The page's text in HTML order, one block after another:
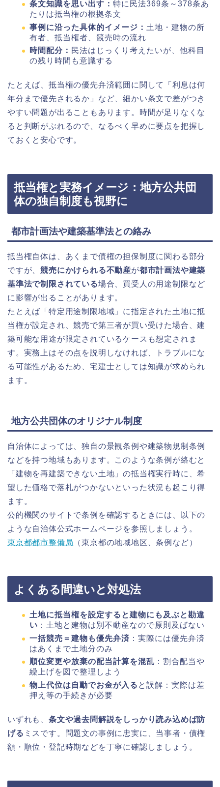
条文知識を思い出す： 特に民法369条～378条あ
たりは抵当権の根拠条文
事例に沿った具体的イメージ： 土地・建物の所
有者、抵当権者、競売時の流れ
時間配分： 民法はじっくり考えたいが、他科目
の残り時間も意識する
たとえば、抵当権の優先弁済範囲に関して「利息は何
年分まで優先されるか」など、細かい条文で差がつき
やすい問題が出ることもあります。時間が足りなくな
ると判断がぶれるので、なるべく早めに要点を把握し
ておくと安心です。
抵当権と実務イメージ：地方公共団
体の独自制度も視野に
都市計画法や建築基準法との絡み
抵当権自体は、あくまで債権の担保制度に関わる部分
ですが、競売にかけられる不動産が都市計画法や建築
基準法で制限されている場合、買受人の用途制限など
に影響が出ることがあります。
たとえば「特定用途制限地域」に指定された土地に抵
当権が設定され、競売で第三者が買い受けた場合、建
築可能な用途が限定されているケースも想定されま
す。実務上はその点を説明しなければ、トラブルにな
る可能性があるため、宅建士としては知識が求められ
ます。
地方公共団体のオリジナル制度
自治体によっては、独自の景観条例や建築物規制条例
などを持つ地域もあります。このような条例が絡むと
「建物を再建築できない土地」の抵当権実行時に、希
望した価格で落札がつかないといった状況も起こり得
ます。
公的機関のサイトで条例を確認するときには、以下の
ような自治体公式ホームページを参照しましょう。
東京都都市整備局 （東京都の地域地区、条例など）
よくある間違いと対処法
土地に抵当権を設定すると建物にも及ぶと勘違
い ：土地と建物は別不動産なので原則及ばない
一括競売＝建物も優先弁済 ：実際には優先弁済
はあくまで土地分のみ
順位変更や放棄の配当計算を混乱 ：割合配当や
繰上げを図で整理しよう
物上代位は自動でお金が入る と誤解：実際は差
押え等の手続きが必要
いずれも、 条文や過去問解説をしっかり読み込めば防
げる ミスです。問題文の事例に忠実に、当事者・債権
額・順位・登記時期などを丁寧に確認しましょう。